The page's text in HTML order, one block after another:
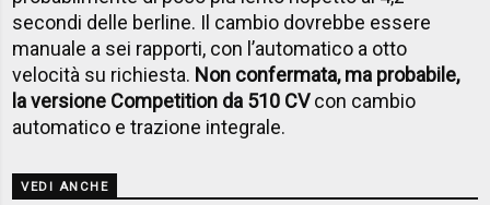
secondi delle berline. Il cambio dovrebbe essere
manuale a sei rapporti, con l’automatico a otto
velocità su richiesta. Non confermata, ma probabile,
la versione Competition da 510 CVcon cambio
automatico e trazione integrale.
VEDI ANCHE